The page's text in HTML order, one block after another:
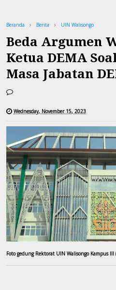
Beranda Berita UIN Walisongo
Beda Argumen
Ketua DEMA
Masa Jabatan
Wednesday, November 15, 2023
Foto gedung Rektorat UIN Walisongo Kampus III